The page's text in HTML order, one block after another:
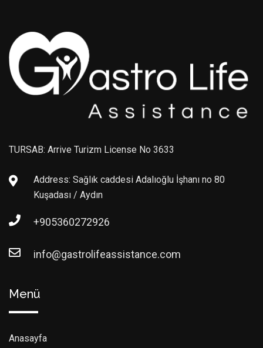
TURSAB: Arrive Turizm License No 3633
Address: Sağlık caddesi Adalıoğlu İşhanı no 80
Kuşadası / Aydın
+905360272926
info@gastrolifeassistance.com
Menü
Anasayfa